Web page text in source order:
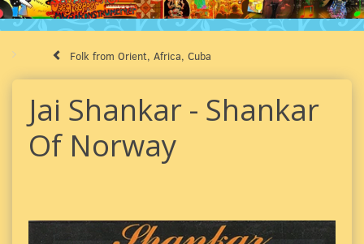
Folk from Orient, Africa, Cuba
Jai Shankar - Shankar
Of Norway